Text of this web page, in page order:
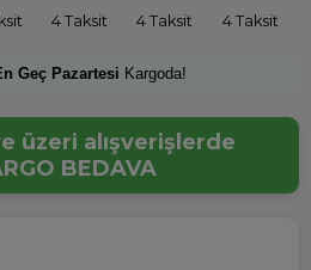
4 Taksit 4 Taksit 4 Taksit
Geç Pazartesi Kargoda!
üzeri alışverişlerde
BEDAVA